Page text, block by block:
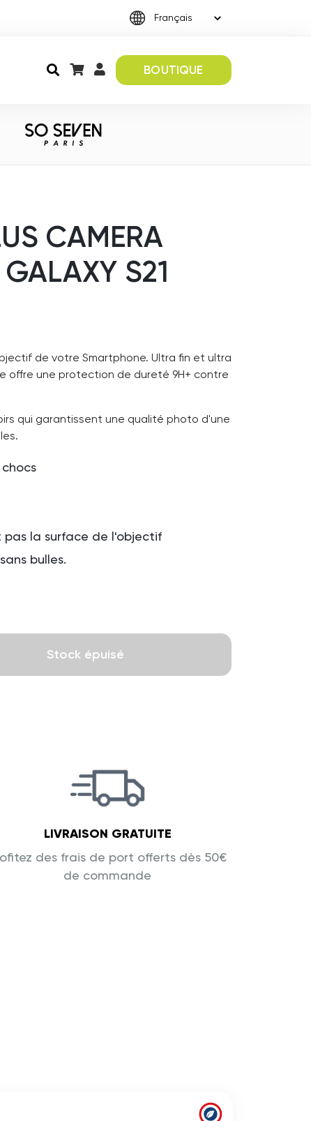
BOUTIQUE
CAMERA
S21
de votre Smartphone. Ultra fin et ultra
offre une protection de dureté 9H+ contre
qui garantissent une qualité photo d'une
pas la surface de l'objectif
bulles.
Stock épuisé
LIVRAISON GRATUITE
des frais de port offerts dès 50€
de commande